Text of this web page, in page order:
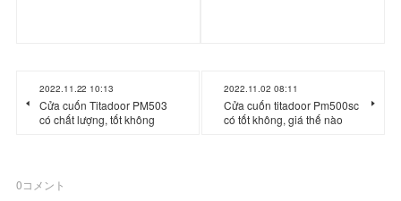
2022.11.22 10:13
Cửa cuốn Titadoor PM503
có chất lượng, tốt không
2022.11.02 08:11
Cửa cuốn titadoor Pm500sc
có tốt không, giá thế nào
0コメント